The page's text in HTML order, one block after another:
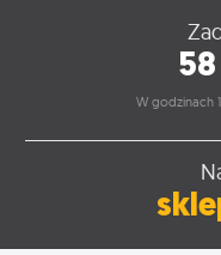
W godzinach